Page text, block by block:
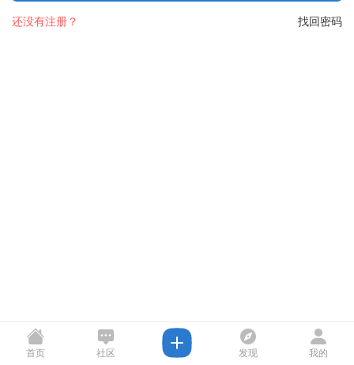
找回密码
还没有注册？
首页 社区 发现 我的